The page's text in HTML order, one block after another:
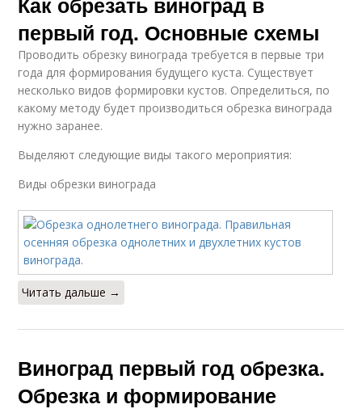
первый год. Основные схемы
Проводить обрезку винограда требуется в первые три
года для формирования будущего куста. Существует
несколько видов формировки кустов. Определиться, по
какому методу будет производиться обрезка винограда
нужно заранее.
Выделяют следующие виды такого мероприятия:
Виды обрезки винограда
Читать дальше →
Виноград первый год обрезка.
Обрезка и формирование